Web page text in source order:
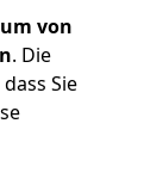
von
. Die
Sie